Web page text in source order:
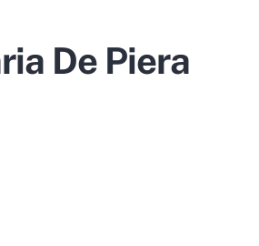
De Piera